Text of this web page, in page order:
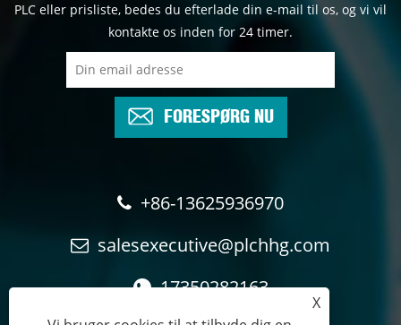
PLC eller prisliste, bedes du efterlade din e-mail til os, og vi vil
kontakte os inden for 24 timer.
FORESPØRG NU
+86-13625936970
salesexecutive@plchhg.com
17350282163
X